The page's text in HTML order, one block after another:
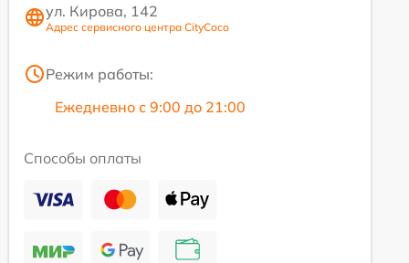
ул. Кирова, 142
Адрес сервисного центра CityCoco
Режим работы:
Ежедневно с 9:00 до 21:00
Способы оплаты